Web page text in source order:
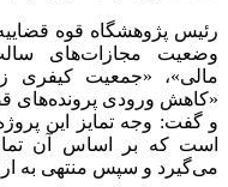
رئیس پژوهشگاه قوه
وضعیت مجازات‌های
مالی»، «جمعیت کیفری
«کاهش ورودی پرونده‌های
و گفت: وجه تمایز این
است که بر اساس آن
می‌گیرد و سپس منتهی به